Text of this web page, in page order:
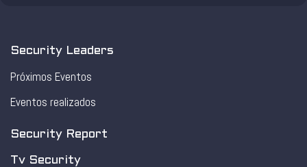
Security Leaders
Próximos Eventos
Eventos realizados
Security Report
Tv Security